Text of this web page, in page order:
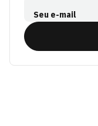
Seu e-mail